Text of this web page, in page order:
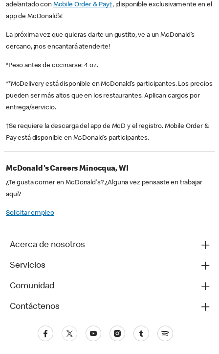
adelantado con Mobile Order & Pay†, ¡disponible exclusivamente en el
app de McDonald’s!
La próxima vez que quieras darte un gustito, ve a un McDonald’s
cercano, ¡nos encantará atenderte!
*Peso antes de cocinarse: 4 oz.
**McDelivery está disponible en McDonald’s participantes. Los precios
pueden ser más altos que en los restaurantes. Aplican cargos por
entrega/servicio.
†Se requiere la descarga del app de McD y el registro. Mobile Order &
Pay está disponible en McDonald’s participantes.
McDonald's Careers Minocqua, WI
¿Te gusta comer en McDonald's? ¿Alguna vez pensaste en trabajar
aquí?
Solicitar empleo
Acerca de nosotros
Servicios
Comunidad
Contáctenos